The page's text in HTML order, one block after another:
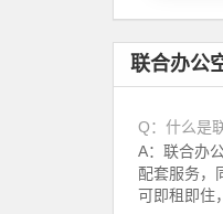
联合办公
Q：什么是
A：联合办
配套服务，
可即租即住